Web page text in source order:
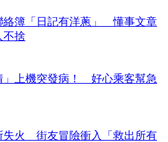
簿「日記有洋蔥」 懂事文章
不捨
」上機突發病！ 好心乘客幫急
失火 街友冒險衝入「救出所有